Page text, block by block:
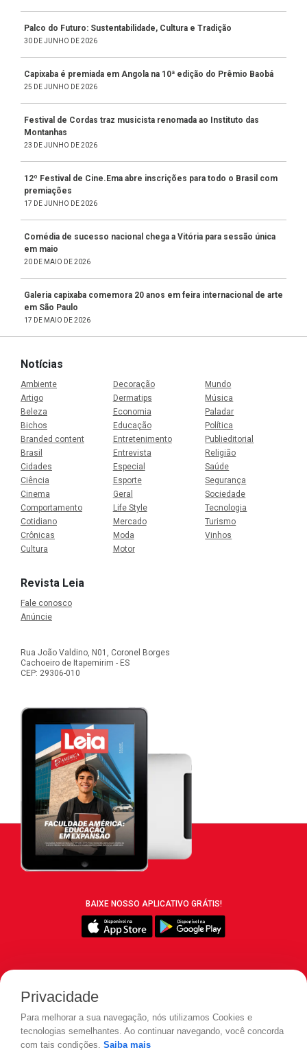
Palco do Futuro: Sustentabilidade, Cultura e Tradição
30 DE JUNHO DE 2026
Capixaba é premiada em Angola na 10ª edição do Prêmio Baobá
25 DE JUNHO DE 2026
Festival de Cordas traz musicista renomada ao Instituto das
Montanhas
23 DE JUNHO DE 2026
12º Festival de Cine.Ema abre inscrições para todo o Brasil com
premiações
17 DE JUNHO DE 2026
Comédia de sucesso nacional chega a Vitória para sessão única
em maio
20 DE MAIO DE 2026
Galeria capixaba comemora 20 anos em feira internacional de arte
em São Paulo
17 DE MAIO DE 2026
Notícias
Ambiente
Artigo
Beleza
Bichos
Branded content
Brasil
Cidades
Ciência
Cinema
Comportamento
Cotidiano
Crônicas
Cultura
Decoração
Dermatips
Economia
Educação
Entretenimento
Entrevista
Especial
Esporte
Geral
Life Style
Mercado
Moda
Motor
Mundo
Música
Paladar
Política
Publieditorial
Religião
Saúde
Segurança
Sociedade
Tecnologia
Turismo
Vinhos
Revista Leia
Fale conosco
Anúncie
Rua João Valdino, N01, Coronel Borges
Cachoeiro de Itapemirim - ES
CEP: 29306-010
BAIXE NOSSO APLICATIVO GRÁTIS!
Privacidade
Para melhorar a sua navegação, nós utilizamos Cookies e
tecnologias semelhantes. Ao continuar navegando, você concorda
com tais condições. Saiba mais